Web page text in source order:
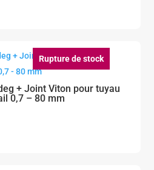
Rupture de stock
+ Joint Viton pour tuyau
0,7 – 80 mm